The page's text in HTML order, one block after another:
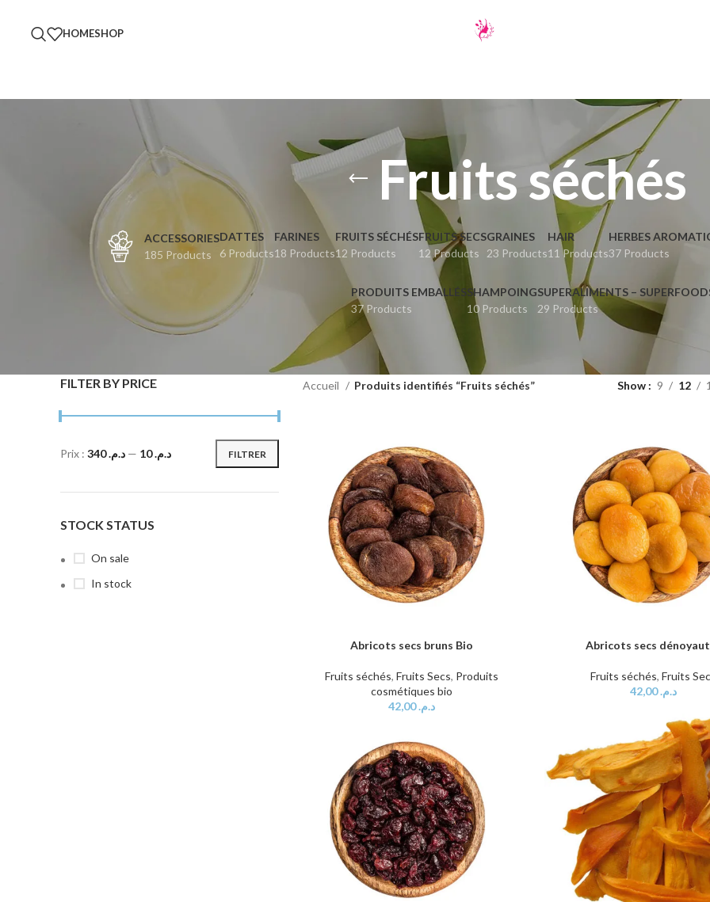
HOMESHOP
Fruits séchés
ACCESSORIES
185 Products
DATTES
6 Products
FARINES
18 Products
FRUITS SÉCHÉS
12 Products
FRUITS SECS
12 Products
GRAINES
23 Products
HAIR
11 Products
HERBES
37 Products
PRODUITS EMBALLÉS
37 Products
SHAMPOING
10 Products
SUPERALIMENTS –
29 Products
FILTER BY PRICE
FILTRER
Prix : د.م. 10 — د.م. 340
STOCK STATUS
On sale
In stock
Accueil Produits identifiés “Fruits séchés” Show 9 12
AJOUTER AU PANIER
Abricots secs bruns Bio
Fruits séchés, Fruits Secs, Produits
cosmétiques bio
د.م.42,00
AJOUTER AU PANIER
Abricots secs
Fruits séchés,Fruits
د.م.42,00